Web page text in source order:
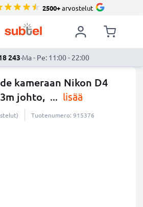
2500+arvostelut
243·Ma - Pe: 11:00 - 22:00
kameraan Nikon D4
johto, ... lisää
Tuotenumero: 915376